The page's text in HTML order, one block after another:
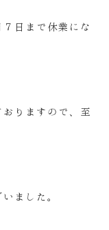
日まで休業にな
りますので、至
ました。